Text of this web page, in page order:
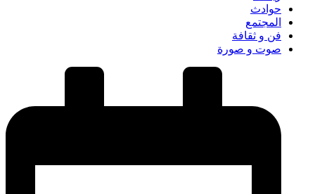
حوادث
المجتمع
فن و ثقافة
صوت و صورة